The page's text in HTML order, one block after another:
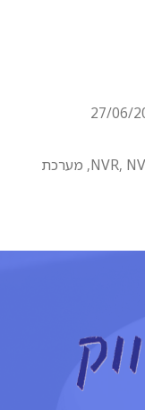
27/06/
NVR,
, מערכת